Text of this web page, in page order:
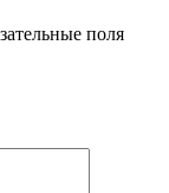
поля